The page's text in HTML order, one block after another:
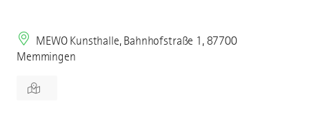
MEWO Kunsthalle, Bahnhofstraße 1, 87700
Memmingen